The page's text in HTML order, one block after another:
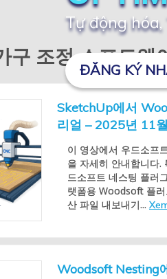
Tự động
ĐĂNG KÝ
구 조정 소프트웨
SketchUp에서
리얼 – 2025년 11
이 영상에서 우드소프
을 자세히 안내합니다.
드소프트 네스팅 플러
랫폼용 Woodsoft 플
산 파일 내보내기...
Woodsoft Nesting